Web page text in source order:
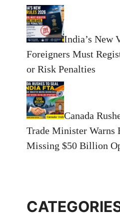
India’s New
Foreigners Must
or Risk Penalties
Canada
Trade Minister Warns
Missing $50 Billion